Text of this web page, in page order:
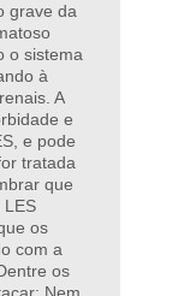
grave da
o sistema
à
A
e
e pode
tratada
que
LES
os
com a
os